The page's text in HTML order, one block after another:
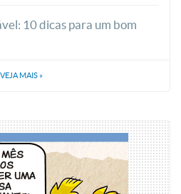
10 dicas para um bom
VEJA MAIS »